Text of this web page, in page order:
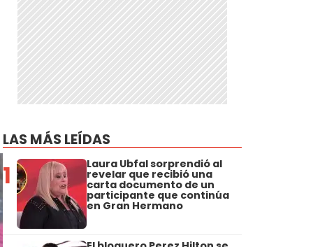
LAS MÁS LEÍDAS
1 Laura Ubfal sorprendió al
revelar que recibió una
carta documento de un
participante que continúa
en Gran Hermano